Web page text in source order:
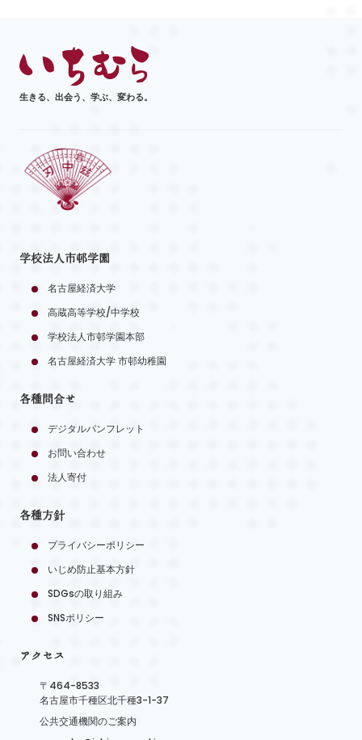
生きる、出会う、学ぶ、変わる。
学校法人市邨学園
名古屋経済大学
高蔵高等学校/中学校
学校法人市邨学園本部
名古屋経済大学 市邨幼稚園
各種問合せ
デジタルパンフレット
お問い合わせ
法人寄付
各種方針
プライバシーポリシー
いじめ防止基本方針
SDGsの取り組み
SNSポリシー
アクセス
〒464-8533
名古屋市千種区北千種3-1-37
公共交通機関のご案内